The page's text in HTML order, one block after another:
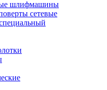
шлифмашины
сетевые